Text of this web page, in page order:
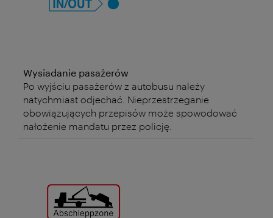
Wysiadanie pasażerów
Po wyjściu pasażerów z autobusu należy
natychmiast odjechać. Nieprzestrzeganie
obowiązujących przepisów może spowodować
nałożenie mandatu przez policję.